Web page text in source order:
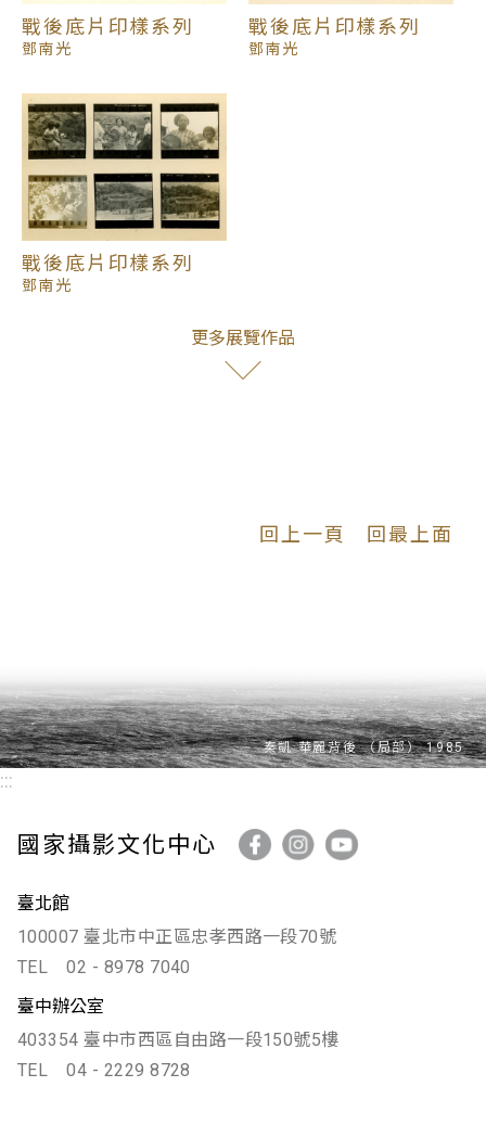
後許多作品重新再被發掘，例如早期留學東京系列、
北埔、女性容顏、酒室系列等等；這些因應發想、企
品形成別具魅力的特色，也使我們閱讀了鄧南光多面
向且開闊的影像品味。
現存鄧南光親手放大製作的展覽作品，多為戰後因應
影會聯展等邀約所製作，這種狀況也反映了臺灣早期
前輩攝影家的普遍現況。然而，在他現存的攝影資產
之中，底片印樣卻是一塊相當獨特的瑰寶。底片印樣
像，多作為攝影家選件、製作作品前工作的手稿之
用。鄧南光的底片印樣可分成兩部分：戰前的底片印
南光眾多的寫實快拍紀錄。透過這一些印樣，讓我們
女性肖像，如影會時期的外拍作品、大同公司攝影社
拍攝活動等。
戰後底片印樣系列
鄧南光
戰後底片印樣系列
鄧南光
戰後底片印樣系列
鄧南光
更多展覽作品
回上一頁 回最上面
:::
國家攝影文化中心
臺北館
100007 臺北市中正區忠孝西路一段70號
TEL
02 - 8978 7040
臺中辦公室
403354 臺中市西區自由路一段150號5樓
TEL
04 - 2229 8728